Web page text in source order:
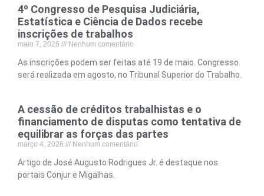
4º Congresso de Pesquisa Judiciária,
Estatística e Ciência de Dados recebe
inscrições de trabalhos
maio 7, 2026 Nenhum comentário
As inscrições podem ser feitas até 19 de maio. Congresso
será realizada em agosto, no Tribunal Superior do Trabalho.
A cessão de créditos trabalhistas e o
financiamento de disputas como tentativa de
equilibrar as forças das partes
março 4, 2026 Nenhum comentário
Artigo de José Augusto Rodrigues Jr. é destaque nos
portais Conjur e Migalhas.